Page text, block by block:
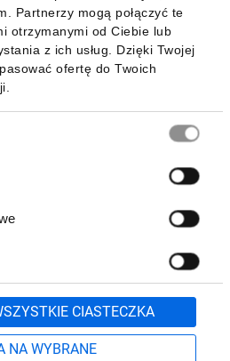
Partnerzy mogą połączyć te
otrzymanymi od Ciebie lub
z ich usług. Dzięki Twojej
ofertę do Twoich
CIASTECZKA
NA WYBRANE
aplikację mobilną:
lub
71 37 61 600
kontaktowy